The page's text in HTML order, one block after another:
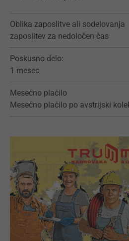
Oblika zaposlitve ali sodelovanja
zaposlitev za nedoločen čas
Poskusno delo:
1 mesec
Mesečno plačilo
Mesečno plačilo po avstrijski